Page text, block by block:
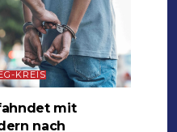
KREIS
mit
nach